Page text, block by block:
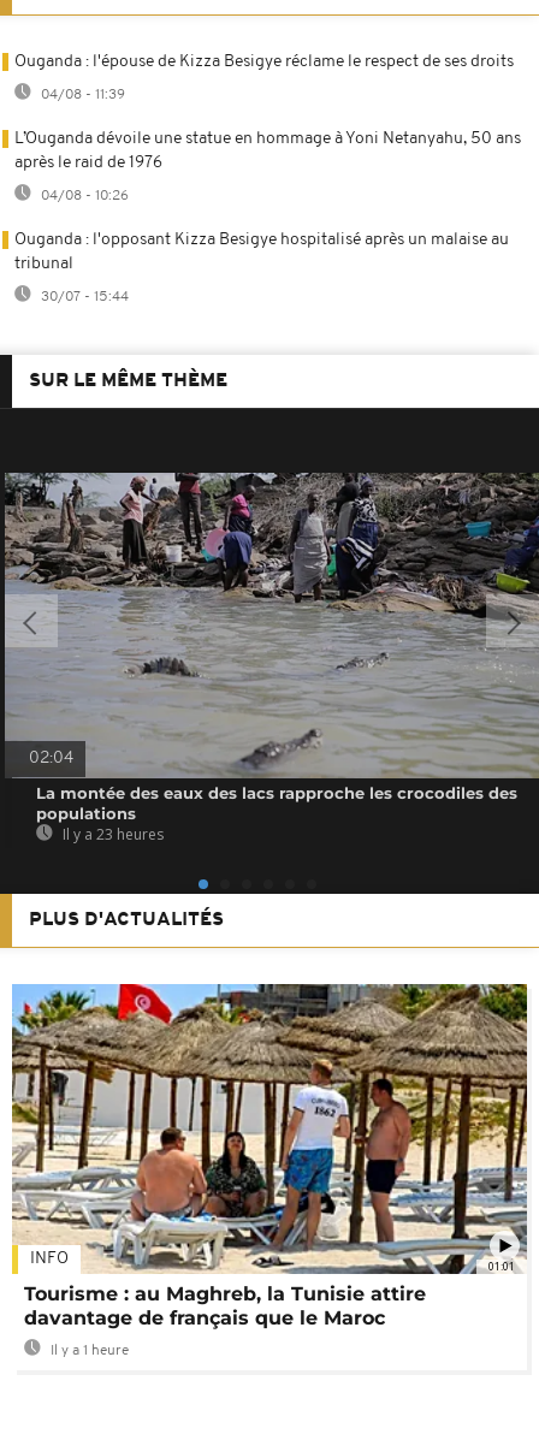
Ouganda : l'épouse de Kizza Besigye réclame le respect de ses droits
04/08 - 11:39
L’Ouganda dévoile une statue en hommage à Yoni Netanyahu, 50 ans
après le raid de 1976
04/08 - 10:26
Ouganda : l'opposant Kizza Besigye hospitalisé après un malaise au
tribunal
30/07 - 15:44
SUR LE MÊME THÈME
02:04
La montée des eaux des lacs rapproche les crocodiles des
populations
Il y a 23 heures
PLUS D'ACTUALITÉS
01:01
INFO
Tourisme : au Maghreb, la Tunisie attire
davantage de français que le Maroc
Il y a 1 heure